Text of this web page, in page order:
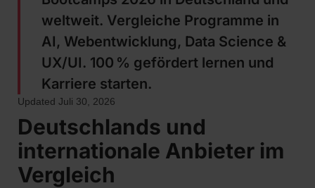
weltweit. Vergleiche Programme in
AI, Webentwicklung, Data Science &
UX/UI. 100 % gefördert lernen und
Karriere starten.
Updated Juli 30, 2026
Deutschlands und
internationale Anbieter im
Vergleich